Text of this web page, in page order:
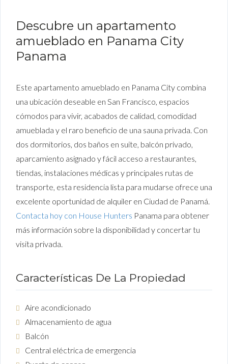
Descubre un apartamento
amueblado en Panama City
Panama
Este apartamento amueblado en Panama City combina
una ubicación deseable en San Francisco, espacios
cómodos para vivir, acabados de calidad, comodidad
amueblada y el raro beneficio de una sauna privada. Con
dos dormitorios, dos baños en suite, balcón privado,
aparcamiento asignado y fácil acceso a restaurantes,
tiendas, instalaciones médicas y principales rutas de
transporte, esta residencia lista para mudarse ofrece una
excelente oportunidad de alquiler en Ciudad de Panamá.
Contacta hoy con House Hunters Panama para obtener
más información sobre la disponibilidad y concertar tu
visita privada.
Características De La Propiedad
Aire acondicionado
Almacenamiento de agua
Balcón
Central eléctrica de emergencia